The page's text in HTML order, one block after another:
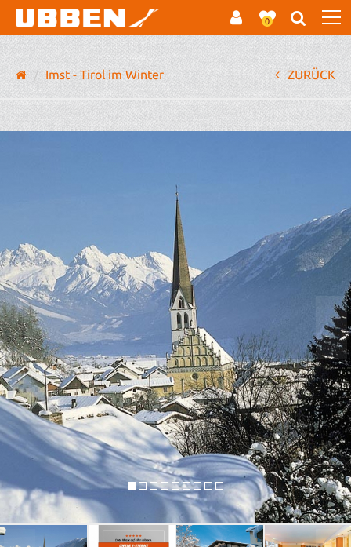
0
Imst - Tirol im Winter ZURÜCK